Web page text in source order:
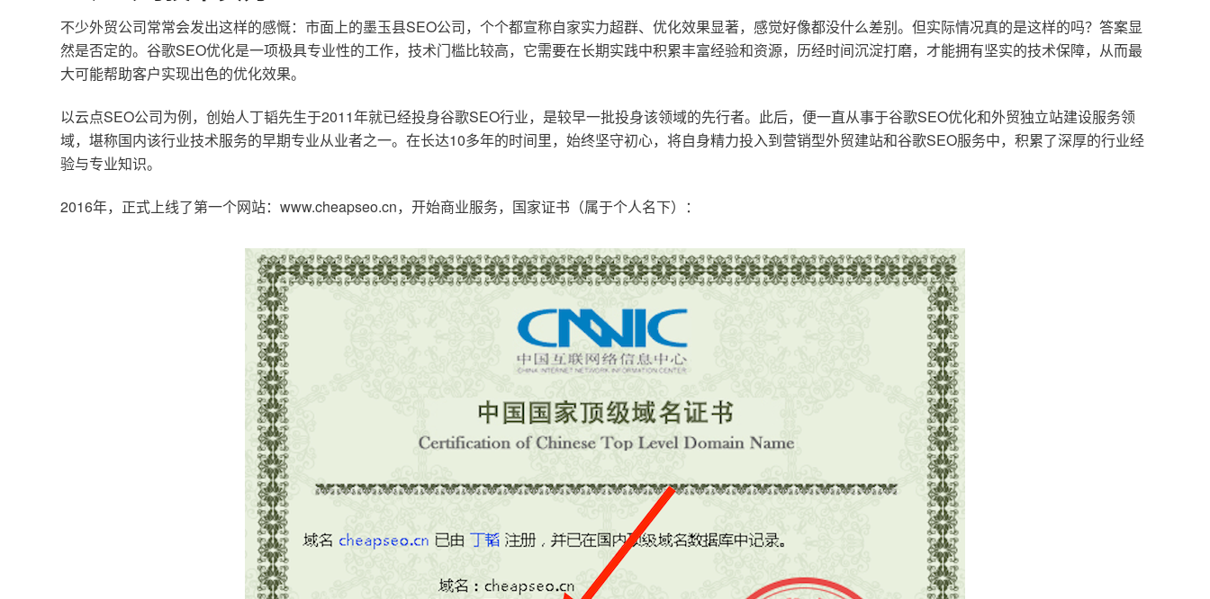
不少外贸公司常常会发出这样的感慨：市面上的墨玉县SEO公司，个个都宣称自家实力超群、优化效果显著，感觉好像都没什么差别。但实际情况真的是这样的吗？答案显
然是否定的。谷歌SEO优化是一项极具专业性的工作，技术门槛比较高，它需要在长期实践中积累丰富经验和资源，历经时间沉淀打磨，才能拥有坚实的技术保障，从而最
大可能帮助客户实现出色的优化效果。
以云点SEO公司为例，创始人丁韬先生于2011年就已经投身谷歌SEO行业，是较早一批投身该领域的先行者。此后，便一直从事于谷歌SEO优化和外贸独立站建设服务领
域，堪称国内该行业技术服务的早期专业从业者之一。在长达10多年的时间里，始终坚守初心，将自身精力投入到营销型外贸建站和谷歌SEO服务中，积累了深厚的行业经
验与专业知识。
2016年，正式上线了第一个网站：www.cheapseo.cn，开始商业服务，国家证书（属于个人名下）：